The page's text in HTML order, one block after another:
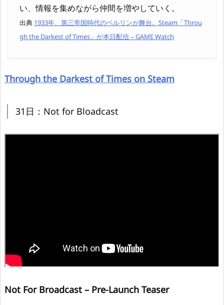
い、情報を集めながら仲間を増やしていく。
出典 1933年、第三帝国時代のベルリンが舞台。Steam「Throu
gh the Darkest of Times」が本日配信 – GAME Watch
Through the Darkest of Times on Steam
31日：Not for Bloadcast
Not For Broadcast – Pre-Launch Teaser